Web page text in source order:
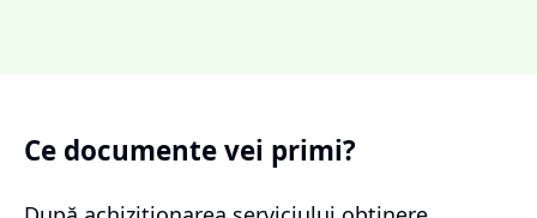
Ce documente vei primi?